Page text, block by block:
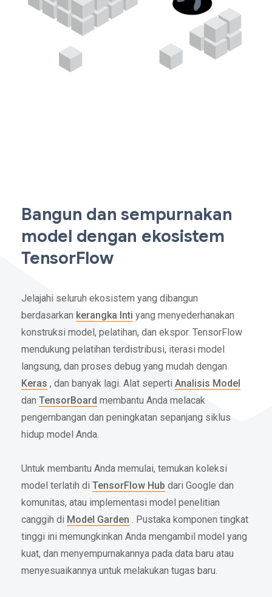
Bangun dan sempurnakan
model dengan ekosistem
TensorFlow
Jelajahi seluruh ekosistem yang dibangun
berdasarkan kerangka Inti yang menyederhanakan
konstruksi model, pelatihan, dan ekspor. TensorFlow
mendukung pelatihan terdistribusi, iterasi model
langsung, dan proses debug yang mudah dengan
Keras , dan banyak lagi. Alat seperti Analisis Model
dan TensorBoard membantu Anda melacak
pengembangan dan peningkatan sepanjang siklus
hidup model Anda.
Untuk membantu Anda memulai, temukan koleksi
model terlatih di TensorFlow Hub dari Google dan
komunitas, atau implementasi model penelitian
canggih di Model Garden . Pustaka komponen tingkat
tinggi ini memungkinkan Anda mengambil model yang
kuat, dan menyempurnakannya pada data baru atau
menyesuaikannya untuk melakukan tugas baru.